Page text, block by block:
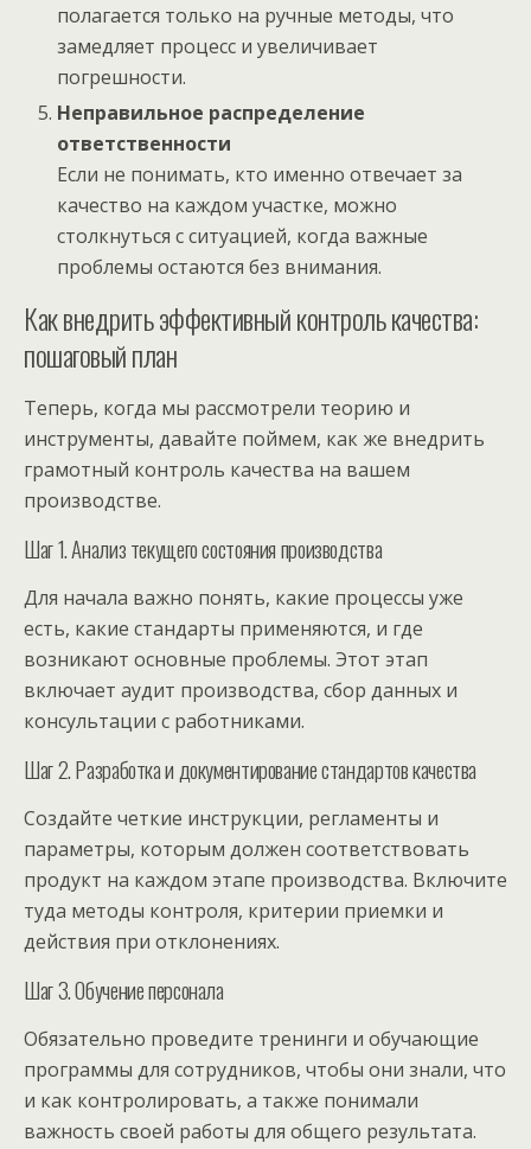
полагается только на ручные методы, что
замедляет процесс и увеличивает
погрешности.
Неправильное распределение
ответственности
Если не понимать, кто именно отвечает за
качество на каждом участке, можно
столкнуться с ситуацией, когда важные
проблемы остаются без внимания.
Как внедрить эффективный контроль качества:
пошаговый план
Теперь, когда мы рассмотрели теорию и
инструменты, давайте поймем, как же внедрить
грамотный контроль качества на вашем
производстве.
Шаг 1. Анализ текущего состояния производства
Для начала важно понять, какие процессы уже
есть, какие стандарты применяются, и где
возникают основные проблемы. Этот этап
включает аудит производства, сбор данных и
консультации с работниками.
Шаг 2. Разработка и документирование стандартов качества
Создайте четкие инструкции, регламенты и
параметры, которым должен соответствовать
продукт на каждом этапе производства. Включите
туда методы контроля, критерии приемки и
действия при отклонениях.
Шаг 3. Обучение персонала
Обязательно проведите тренинги и обучающие
программы для сотрудников, чтобы они знали, что
и как контролировать, а также понимали
важность своей работы для общего результата.